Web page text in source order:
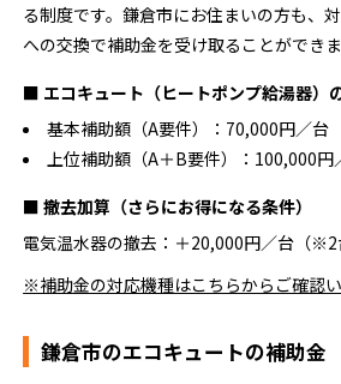
る制度です。鎌倉市にお住まいの方も、
への交換で補助金を受け取ることができま
■ エコキュート（ヒートポンプ給湯器）
基本補助額（A要件）：70,000円／台
上位補助額（A＋B要件）：100,000円
■ 撤去加算（さらにお得になる条件）
電気温水器の撤去：＋20,000円／台（※2
※補助金の対応機種はこちらからご確認い
鎌倉市のエコキュートの補助金